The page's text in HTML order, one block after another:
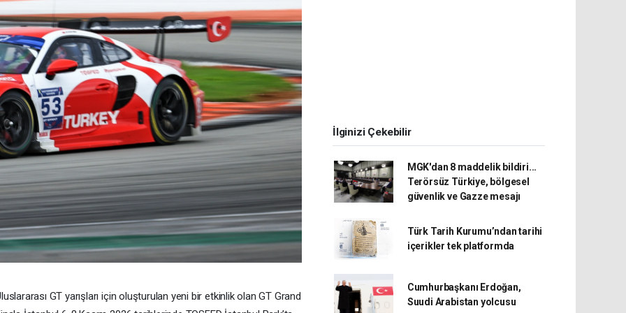
GT yarışları için oluşturulan yeni bir etkinlik olan GT Grand
İlginizi Çekebilir
MGK'dan 8 maddelik bildiri...
Terörsüz Türkiye, bölgesel
güvenlik ve Gazze mesajı
Türk Tarih Kurumu’ndan tarihi
içerikler tek platformda
Cumhurbaşkanı Erdoğan,
Suudi Arabistan yolcusu